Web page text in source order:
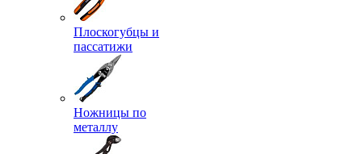
Плоскогубцы и
пассатижи
Ножницы по
металлу